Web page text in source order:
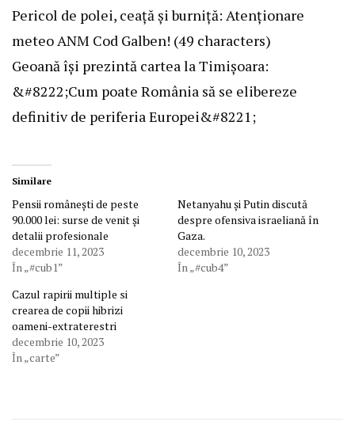
Pericol de polei, ceață și burniță: Atenționare
meteo ANM Cod Galben! (49 characters)
Geoană își prezintă cartea la Timișoara:
&#8222;Cum poate România să se elibereze
definitiv de periferia Europei&#8221;
Similare
Pensii românești de peste
90.000 lei: surse de venit și
detalii profesionale
decembrie 11, 2023
În „#cub1”
Netanyahu și Putin discută
despre ofensiva israeliană în
Gaza.
decembrie 10, 2023
În „#cub4”
Cazul rapirii multiple si
crearea de copii hibrizi
oameni-extraterestri
decembrie 10, 2023
În „carte”